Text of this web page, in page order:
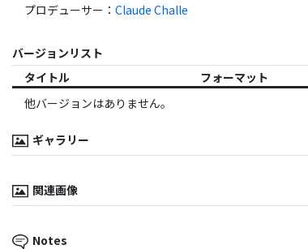
プロデューサー ： Claude Challe
バージョンリスト
タイトル
フォーマット
他バージョンはありません。
ギャラリー
関連画像
Notes